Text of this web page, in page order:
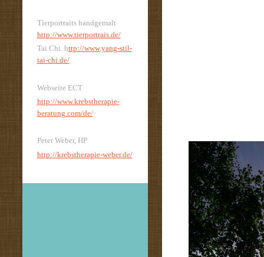
Tierportraits handgemalt
http://www.tierportrais.de/
Tai Chi. http://www.yang-stil-
tai-chi.de/
Webseite ECT
http://www.krebstherapie-
beratung.com/de/
Peter Weber, HP
http://krebstherapie-weber.de/